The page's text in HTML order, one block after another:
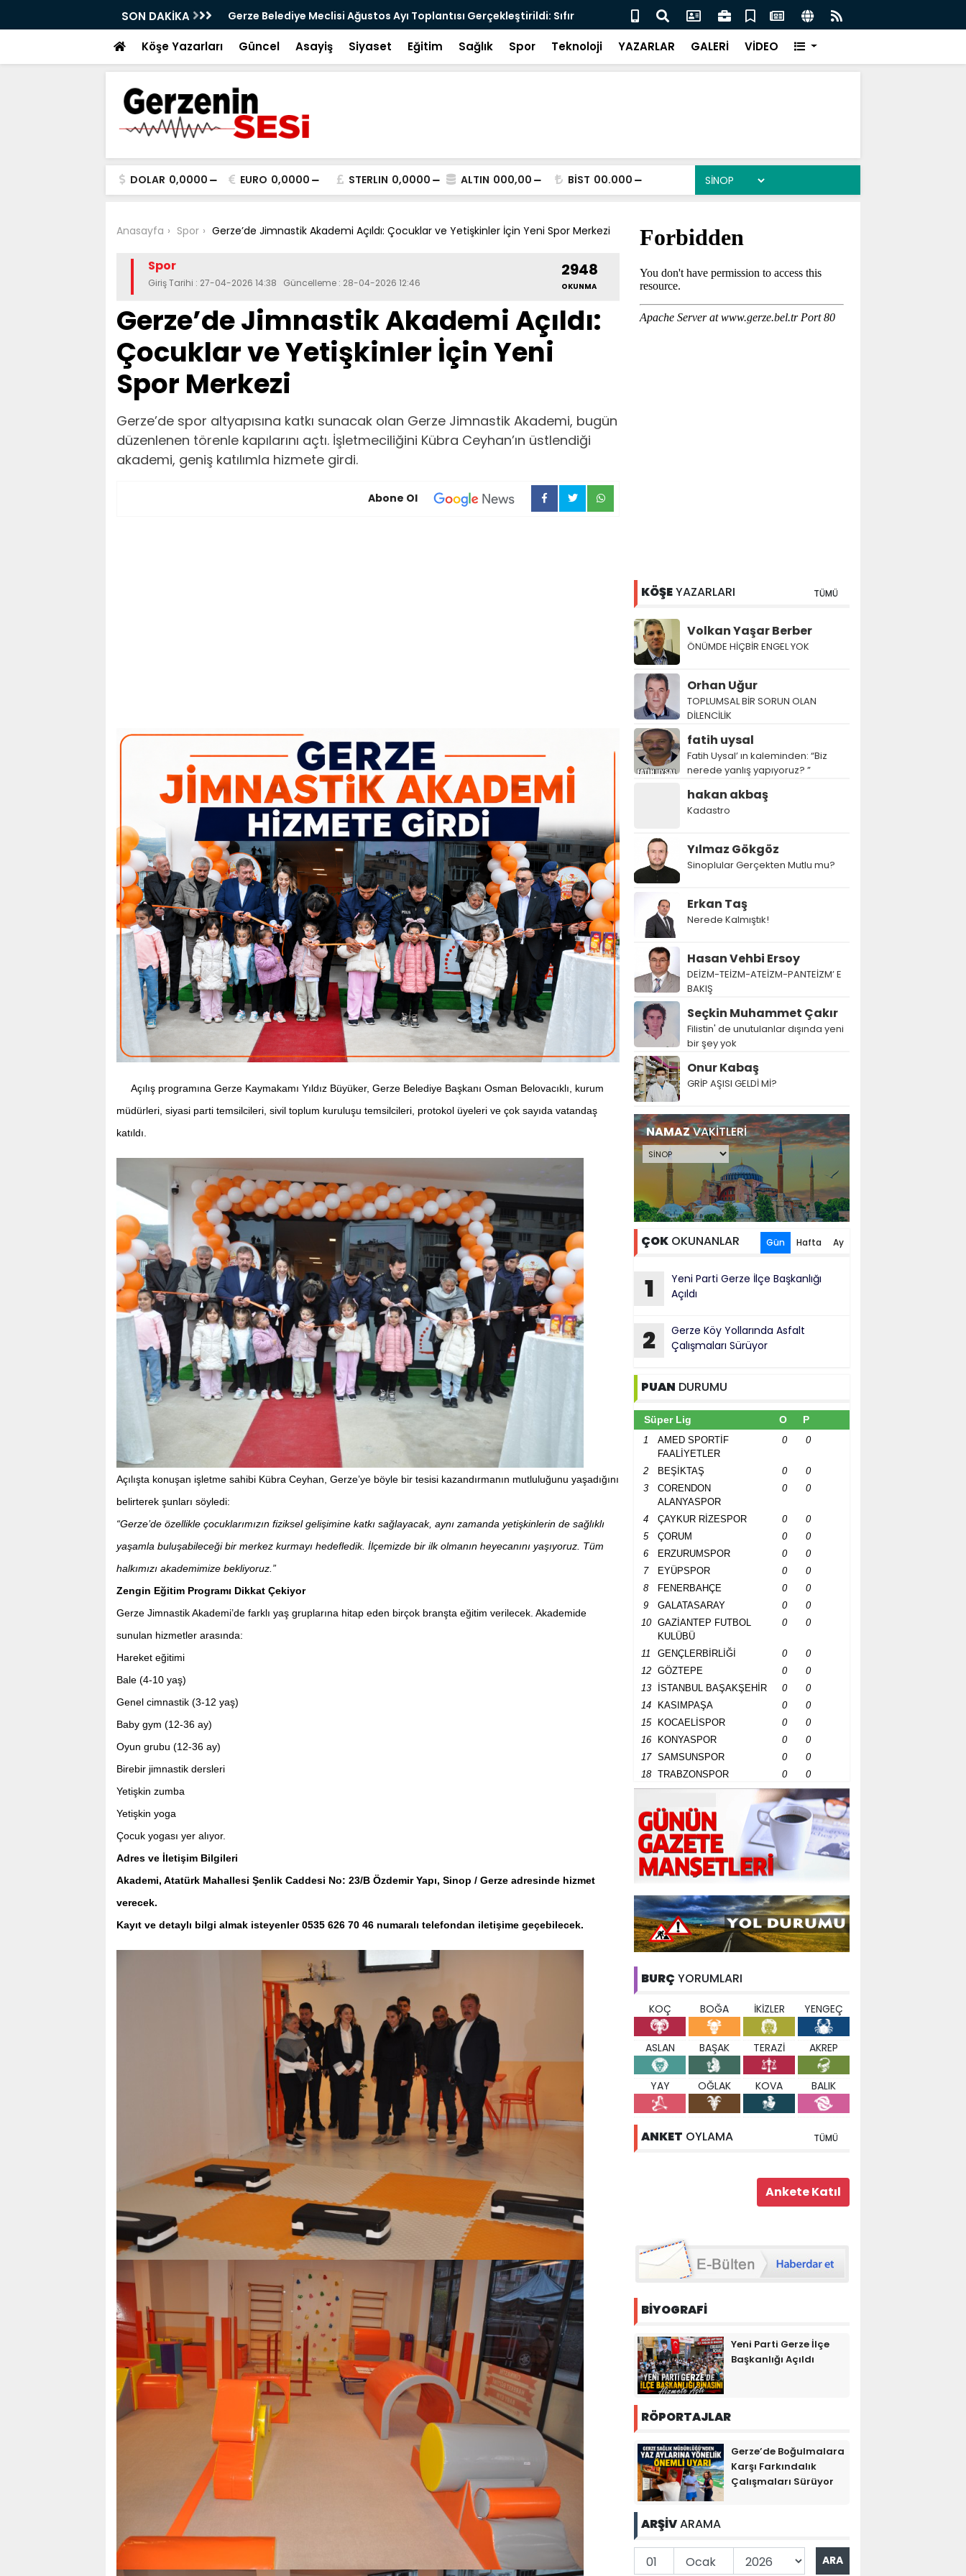
SON DAKİKA
Gerze Belediye Meclisi Ağustos Ayı Toplantısı Gerçekleştirildi: Sıfır
Atık Projesi Meclisten Geçti
İçişleri Bakanı Çiftçi Sinop’a Geliyor
Köşe Yazarları Güncel Asayiş Siyaset Eğitim Sağlık Spor Teknoloji YAZARLAR GALERİ VİDEO
DOLAR 0,0000 EURO 0,0000 STERLIN 0,0000 ALTIN 000,00 BİST 00.000
Anasayfa Spor Gerze’de Jimnastik Akademi Açıldı: Çocuklar ve Yetişkinler İçin Yeni Spor Merkezi
Spor
Giriş Tarihi : 27-04-2026 14:38 Güncelleme : 28-04-2026 12:46
2948
OKUNMA
Gerze’de Jimnastik Akademi Açıldı:
Çocuklar ve Yetişkinler İçin Yeni
Spor Merkezi
Gerze’de spor altyapısına katkı sunacak olan Gerze Jimnastik Akademi, bugün
düzenlenen törenle kapılarını açtı. İşletmeciliğini Kübra Ceyhan’ın üstlendiği
akademi, geniş katılımla hizmete girdi.
Abone Ol
Açılış programına Gerze Kaymakamı Yıldız Büyüker, Gerze Belediye Başkanı Osman Belovacıklı, kurum
müdürleri, siyasi parti temsilcileri, sivil toplum kuruluşu temsilcileri, protokol üyeleri ve çok sayıda vatandaş
katıldı.
Açılışta konuşan işletme sahibi Kübra Ceyhan, Gerze’ye böyle bir tesisi kazandırmanın mutluluğunu yaşadığını
belirterek şunları söyledi:
“Gerze’de özellikle çocuklarımızın fiziksel gelişimine katkı sağlayacak, aynı zamanda yetişkinlerin de sağlıklı
yaşamla buluşabileceği bir merkez kurmayı hedefledik. İlçemizde bir ilk olmanın heyecanını yaşıyoruz. Tüm
halkımızı akademimize bekliyoruz.”
Zengin Eğitim Programı Dikkat Çekiyor
Gerze Jimnastik Akademi’de farklı yaş gruplarına hitap eden birçok branşta eğitim verilecek. Akademide
sunulan hizmetler arasında:
Hareket eğitimi
Bale (4-10 yaş)
Genel cimnastik (3-12 yaş)
Baby gym (12-36 ay)
Oyun grubu (12-36 ay)
Birebir jimnastik dersleri
Yetişkin zumba
Yetişkin yoga
Çocuk yogası yer alıyor.
Adres ve İletişim Bilgileri
Akademi, Atatürk Mahallesi Şenlik Caddesi No: 23/B Özdemir Yapı, Sinop / Gerze adresinde hizmet
verecek.
Kayıt ve detaylı bilgi almak isteyenler 0535 626 70 46 numaralı telefondan iletişime geçebilecek.
KÖŞEYAZARLARI TÜMÜ
Volkan Yaşar Berber
ÖNÜMDE HİÇBİR ENGEL YOK
Orhan Uğur
TOPLUMSAL BİR SORUN OLAN
DİLENCİLİK
fatih uysal
Fatih Uysal’ ın kaleminden: “Biz
nerede yanlış yapıyoruz? ”
hakan akbaş
Kadastro
Yılmaz Gökgöz
Sinoplular Gerçekten Mutlu mu?
Erkan Taş
Nerede Kalmıştık!
Hasan Vehbi Ersoy
DEİZM-TEİZM-ATEİZM-PANTEİZM’ E
BAKIŞ
Seçkin Muhammet Çakır
Filistin' de unutulanlar dışında yeni
bir şey yok
Onur Kabaş
GRİP AŞISI GELDİ Mİ?
NAMAZVAKİTLERİ
ÇOK OKUNANLAR Gün Hafta Ay
1
Yeni Parti Gerze İlçe Başkanlığı
Açıldı
2
Gerze Köy Yollarında Asfalt
Çalışmaları Sürüyor
PUAN DURUMU
Süper Lig O P
1
AMED SPORTİF
FAALİYETLER
0 0
2 BEŞİKTAŞ 0
0
3
CORENDON
ALANYASPOR
0 0
4 ÇAYKUR RİZESPOR 0
0
5
ÇORUM 0
0
6
ERZURUMSPOR 0
0
7
EYÜPSPOR 0
0
8
FENERBAHÇE 0
0
9
GALATASARAY 0
0
10
GAZİANTEP FUTBOL
KULÜBÜ
0 0
11 GENÇLERBİRLİĞİ 0
0
12
GÖZTEPE 0
0
13
İSTANBUL BAŞAKŞEHİR 0
0
14
KASIMPAŞA 0
0
15
KOCAELİSPOR 0
0
16
KONYASPOR 0
0
17
SAMSUNSPOR 0
0
18
TRABZONSPOR 0 0
BURÇ YORUMLARI
KOÇ BOĞA İKİZLER YENGEÇ
ASLAN BAŞAK TERAZİ AKREP
YAY OĞLAK KOVA BALIK
ANKET OYLAMA TÜMÜ
BİYOGRAFİ
Yeni Parti Gerze İlçe
Başkanlığı Açıldı
RÖPORTAJLAR
Gerze’de Boğulmalara
Karşı Farkındalık
Çalışmaları Sürüyor
ARŞİVARAMA